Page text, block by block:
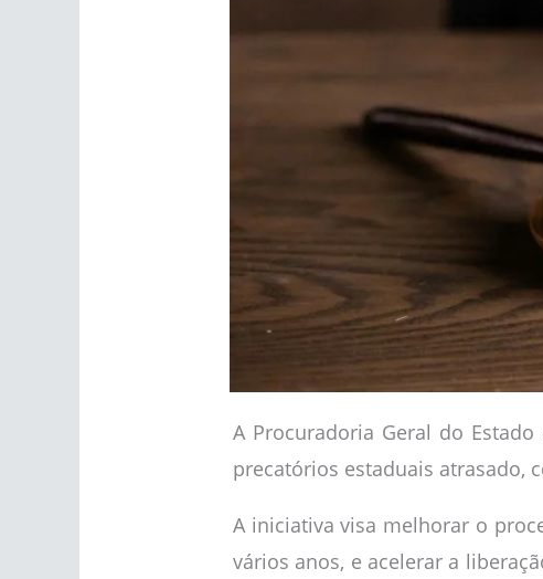
A Procuradoria Geral do
precatórios estaduais atrasado,
A iniciativa visa melhorar o
vários anos, e acelerar a